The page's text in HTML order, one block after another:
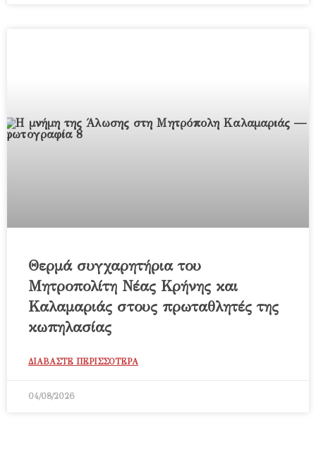
Θερμά συγχαρητήρια του
Μητροπολίτη Νέας Κρήνης και
Καλαμαριάς στους πρωταθλητές της
κωπηλασίας
ΔΙΑΒΑΣΤΕ ΠΕΡΙΣΣΟΤΕΡΑ
04/08/2026